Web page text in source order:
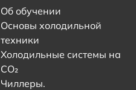
Об обучении
Основы холодильной
техники
Холодильные системы на
CO₂
Чиллеры.